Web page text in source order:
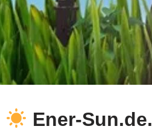
Ener-Sun.de.